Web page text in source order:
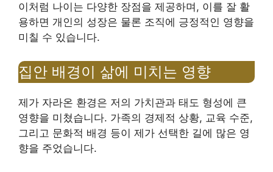
이처럼 나이는 다양한 장점을 제공하며, 이를 잘 활
용하면 개인의 성장은 물론 조직에 긍정적인 영향을
미칠 수 있습니다.
집안 배경이 삶에 미치는 영향
제가 자라온 환경은 저의 가치관과 태도 형성에 큰
영향을 미쳤습니다. 가족의 경제적 상황, 교육 수준,
그리고 문화적 배경 등이 제가 선택한 길에 많은 영
향을 주었습니다.